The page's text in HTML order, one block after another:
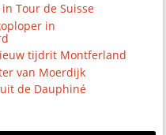
Tour de Suisse
in
tijdrit Montferland
van Moerdijk
de Dauphiné